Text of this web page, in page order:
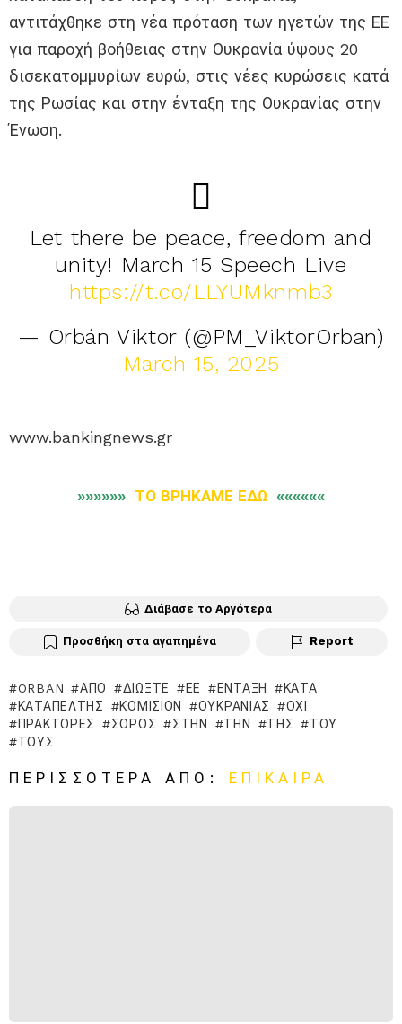
αντιτάχθηκε στη νέα πρόταση των ηγετών της ΕΕ
για παροχή βοήθειας στην Ουκρανία ύψους 20
δισεκατομμυρίων ευρώ, στις νέες κυρώσεις κατά
της Ρωσίας και στην ένταξη της Ουκρανίας στην
Ένωση.
Let there be peace, freedom and
unity! March 15 Speech Live
https://t.co/LLYUMknmb3
— Orbán Viktor (@PM_ViktorOrban)
March 15, 2025
www.bankingnews.gr
»»»»»» ΤΟ ΒΡΗΚΑΜΕ ΕΔΩ ««««««
Διάβασε το Αργότερα
Προσθήκη στα αγαπημένα Report
ORBAN ΑΠΌ ΔΙΏΞΤΕ ΕΕ ΈΝΤΑΞΗ
ΚΑΤΆ
ΚΑΤΑΠΈΛΤΗΣ
ΚΟΜΙΣΙΌΝ ΟΥΚΡΑΝΊΑΣ
ΟΧΙ
ΠΡΆΚΤΟΡΕΣ
ΣΌΡΟΣ ΣΤΗΝ ΤΗΝ ΤΗΣ
ΤΟΥ
ΤΟΥΣ
ΠΕΡΙΣΣΌΤΕΡΑ ΑΠΌ: ΕΠΊΚΑΙΡΑ